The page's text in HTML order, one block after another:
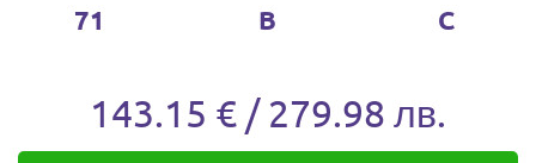
71 B C
143.15 € / 279.98 лв.